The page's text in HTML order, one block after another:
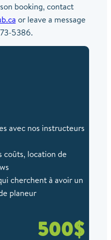
booking, contact
or leave a message
5386.
avec nos instructeurs
coûts, location de
cherchent à avoir un
planeur
500$